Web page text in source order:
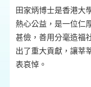
田家炳博士是香港大
熱心公益，是一位仁
甚儉，善用分毫造福
出了重大貢獻，讓莘
表哀悼。